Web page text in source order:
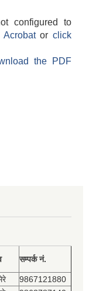
configured to
Acrobatorclick
the PDF
सम्पर्क नं.
9867121880